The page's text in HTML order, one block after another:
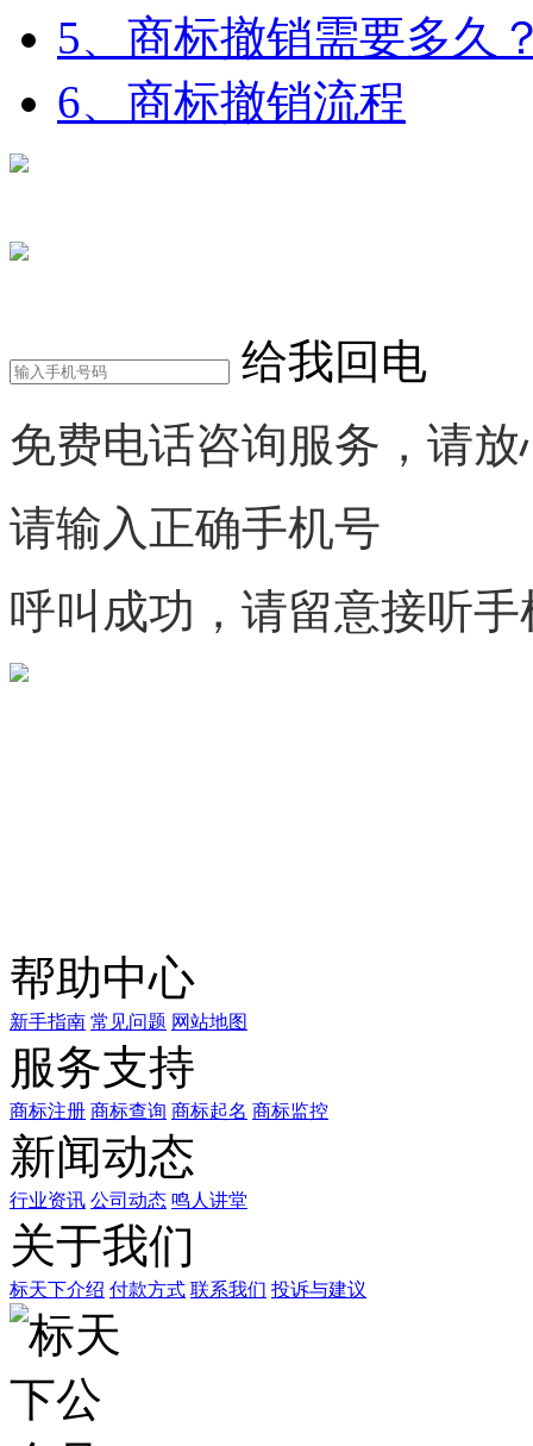
5、商标撤销需要多久
6、商标撤销流程
给我回电
免费电话咨询服务，请放
请输入正确手机号
呼叫成功，请留意接听手
帮助中心
新手指南 常见问题 网站地图
服务支持
商标注册 商标查询 商标起名 商标监控
新闻动态
行业资讯 公司动态 鸣人讲堂
关于我们
标天下介绍 付款方式 联系我们 投诉与建议